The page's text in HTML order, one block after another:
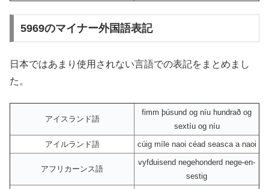
5969のマイナー外国語表記
日本ではあまり使用されない言語での表記をまとめまし
た。
アイスランド語
fimm þúsund og níu hundrað og
sextíu og níu
アイルランド語
cúig míle naoi céad seasca a naoi
アフリカーンス語
vyfduisend negehonderd nege-en-
sestig